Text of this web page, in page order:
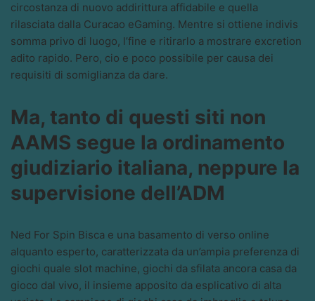
circostanza di nuovo addirittura affidabile e quella
rilasciata dalla Curacao eGaming. Mentre si ottiene indivis
somma privo di luogo, l’fine e ritirarlo a mostrare excretion
adito rapido. Pero, cio e poco possibile per causa dei
requisiti di somiglianza da dare.
Ma, tanto di questi siti non
AAMS segue la ordinamento
giudiziario italiana, neppure la
supervisione dell’ADM
Ned For Spin Bisca e una basamento di verso online
alquanto esperto, caratterizzata da un’ampia preferenza di
giochi quale slot machine, giochi da sfilata ancora casa da
gioco dal vivo, il insieme apposito da esplicativo di alta